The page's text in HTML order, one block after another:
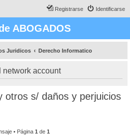
Identificarse
Registrarse
ABOGADOS
Juridicos Derecho Informatico
network account
otros s/ daños y perjuicios
• Página 1 de 1